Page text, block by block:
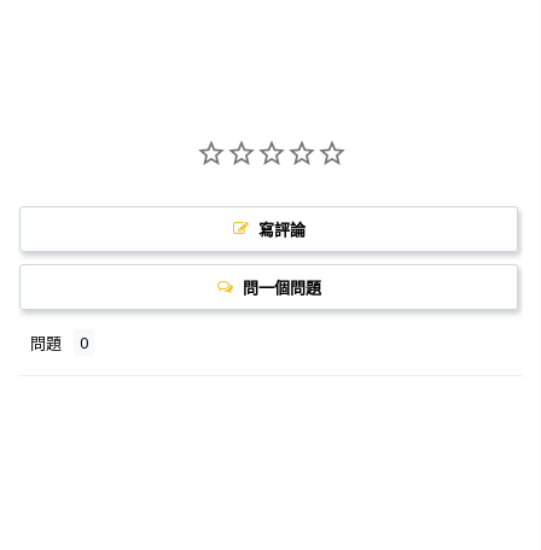
寫評論
問一個問題
問題